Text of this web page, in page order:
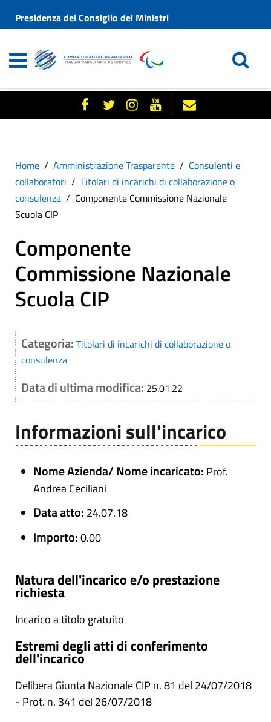
Presidenza del Consiglio dei Ministri
Home Amministrazione Trasparente
Consulenti e
collaboratori
Titolari di incarichi di collaborazione o
consulenza
Componente Commissione Nazionale
Scuola CIP
Componente
Commissione Nazionale
Scuola CIP
Categoria: Titolari di incarichi di collaborazione o
consulenza
Data di ultima modifica: 25.01.22
Informazioni sull'incarico
Nome Azienda/ Nome incaricato: Prof.
Andrea Ceciliani
Data atto: 24.07.18
Importo:0.00
Natura dell'incarico e/o prestazione
richiesta
Incarico a titolo gratuito
Estremi degli atti di conferimento
dell'incarico
Delibera Giunta Nazionale CIP n. 81 del 24/07/2018
- Prot. n. 341 del 26/07/2018